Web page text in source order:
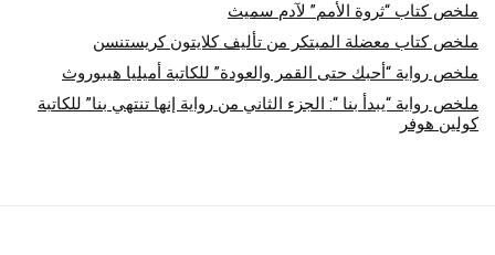
ملخص كتاب “ثروة الأمم” لآدم سميث
ملخص كتاب معضلة المبتكر من تأليف كلايتون كريستنسن
ملخص رواية “أحبك حتى القمر والعودة” للكاتبة أميليا هيبوروث
ملخص رواية “يبدأ بنا “: الجزء الثاني من رواية إنها تنتهي بنا” للكاتبة
كولين هوفر